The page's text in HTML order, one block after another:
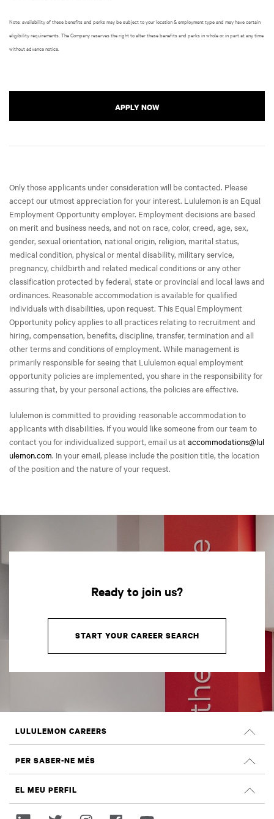
Note: availability of these benefits and perks may be subject to your location & employment type and may have certain
eligibility requirements. The Company reserves the right to alter these benefits and perks in whole or in part at any time
without advance notice.
APPLY NOW
Only those applicants under consideration will be contacted. Please
accept our utmost appreciation for your interest. Lululemon is an Equal
Employment Opportunity employer. Employment decisions are based
on merit and business needs, and not on race, color, creed, age, sex,
gender, sexual orientation, national origin, religion, marital status,
medical condition, physical or mental disability, military service,
pregnancy, childbirth and related medical conditions or any other
classification protected by federal, state or provincial and local laws and
ordinances. Reasonable accommodation is available for qualified
individuals with disabilities, upon request. This Equal Employment
Opportunity policy applies to all practices relating to recruitment and
hiring, compensation, benefits, discipline, transfer, termination and all
other terms and conditions of employment. While management is
primarily responsible for seeing that Lululemon equal employment
opportunity policies are implemented, you share in the responsibility for
assuring that, by your personal actions, the policies are effective.
lululemon is committed to providing reasonable accommodation to
applicants with disabilities. If you would like someone from our team to
contact you for individualized support, email us at accommodations@lul
ulemon.com. In your email, please include the position title, the location
of the position and the nature of your request.
Ready to join us?
START YOUR CAREER SEARCH
LULULEMON CAREERS
CERCA LLOCS DE FEINA
PER SABER-NE MÉS
Sostenibilitat i impacte social
EL MEU PERFIL
Inicia sessió